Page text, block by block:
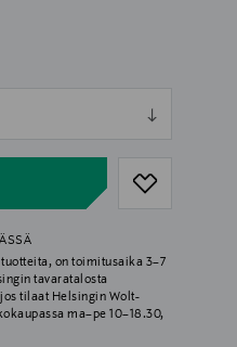
on toimitusaika 3–7
tavaratalosta
tilaat Helsingin Wolt-
ma–pe 10–18.30,